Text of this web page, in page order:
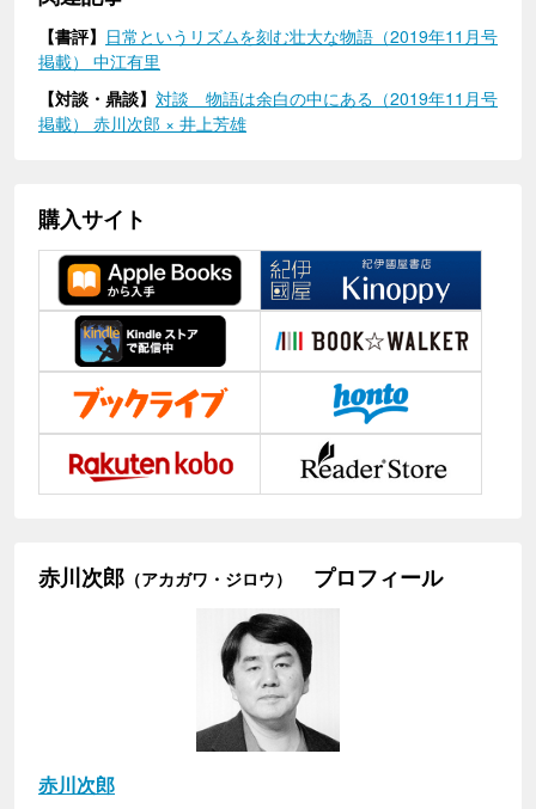
【書評】 日常というリズムを刻む壮大な物語（2019年11月号
掲載） 中江有里
【対談・鼎談】 対談 物語は余白の中にある（2019年11月号
掲載） 赤川次郎 × 井上芳雄
購入サイト
赤川次郎 （アカガワ・ジロウ） プロフィール
赤川次郎